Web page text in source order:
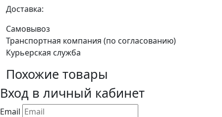
Доставка:
Самовывоз
Транспортная компания (по согласованию)
Курьерская служба
Похожие товары
Вход в личный кабинет
Email